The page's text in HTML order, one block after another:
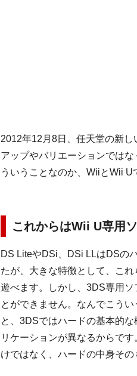
2012年12月8日、任天堂の新
アップやバリエーションでは
ういうことなのか、WiiとWii U
これからはWii U専用
DS LiteやDSi、DSi LLはDSの
たが、大きな特徴として、こ
遊べます。しかし、3DS専用
とができません。なんでこう
と、3DSではハードの基本的
リケーションが異なるからで
けではなく、ハードの中身その